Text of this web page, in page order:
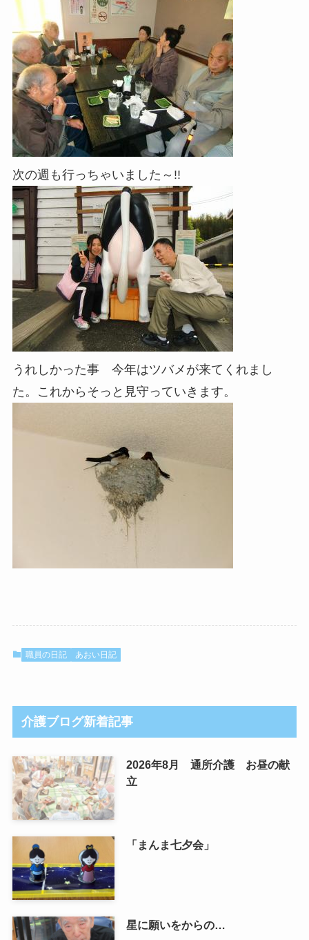
次の週も行っちゃいました～!!
うれしかった事 今年はツバメが来てくれまし
た。これからそっと見守っていきます。
職員の日記 あおい日記
介護ブログ新着記事
2026年8月 通所介護 お昼の献
立
「まんま七夕会」
星に願いをからの…